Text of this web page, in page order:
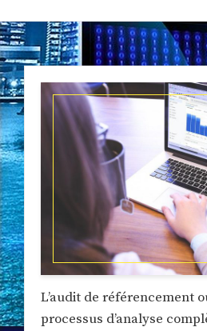
L’audit de référencement
processus d’analyse